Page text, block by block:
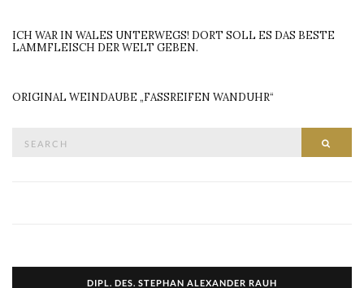
ICH WAR IN WALES UNTERWEGS! DORT SOLL ES DAS BESTE
LAMMFLEISCH DER WELT GEBEN.
ORIGINAL WEINDAUBE „FASSREIFEN WANDUHR“
DIPL. DES. STEPHAN ALEXANDER RAUH